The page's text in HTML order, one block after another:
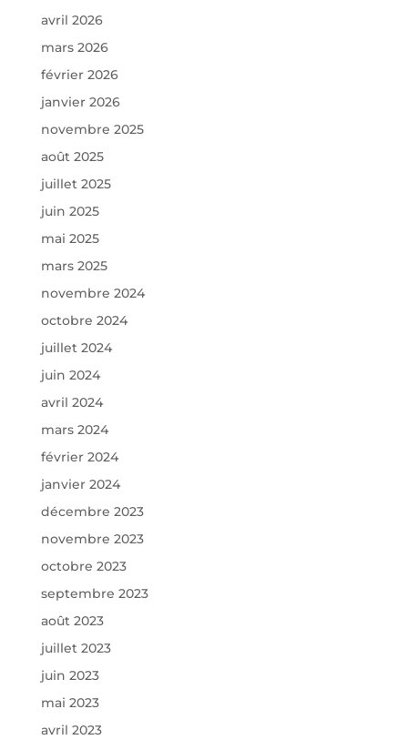
avril 2026
mars 2026
février 2026
janvier 2026
novembre 2025
août 2025
juillet 2025
juin 2025
mai 2025
mars 2025
novembre 2024
octobre 2024
juillet 2024
juin 2024
avril 2024
mars 2024
février 2024
janvier 2024
décembre 2023
novembre 2023
octobre 2023
septembre 2023
août 2023
juillet 2023
juin 2023
mai 2023
avril 2023